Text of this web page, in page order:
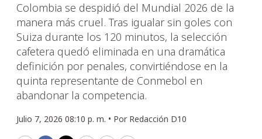
Colombia se despidió del Mundial 2026 de la
manera más cruel. Tras igualar sin goles con
Suiza durante los 120 minutos, la selección
cafetera quedó eliminada en una dramática
definición por penales, convirtiéndose en la
quinta representante de Conmebol en
abandonar la competencia.
Julio 7, 2026 08:10 p. m. • Por Redacción D10